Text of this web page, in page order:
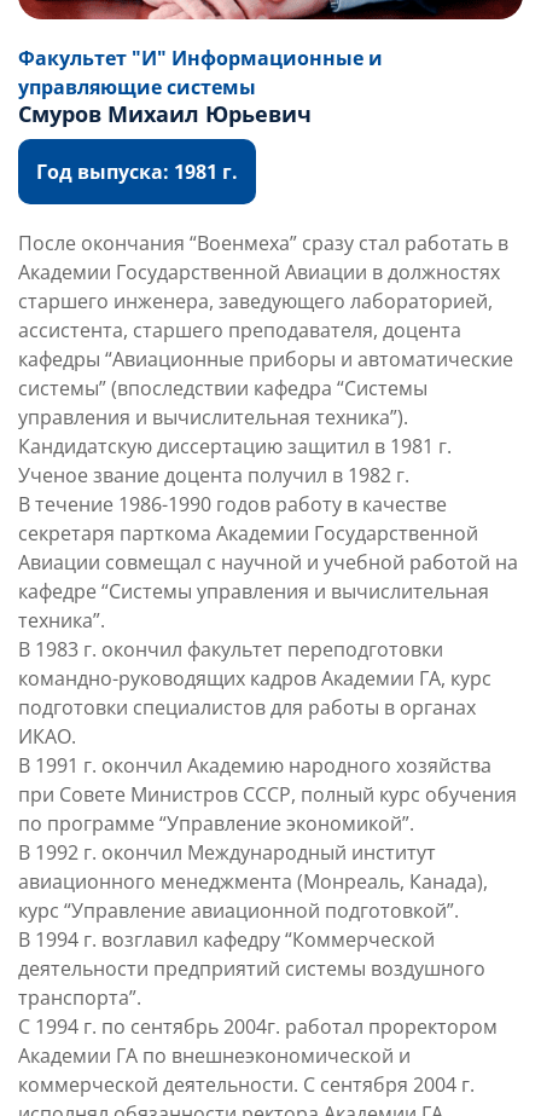
Факультет "И" Информационные и
управляющие системы
Смуров Михаил Юрьевич
Год выпуска: 1981 г.
После окончания “Военмеха” сразу стал работать в
Академии Государственной Авиации в должностях
старшего инженера, заведующего лабораторией,
ассистента, старшего преподавателя, доцента
кафедры “Авиационные приборы и автоматические
системы” (впоследствии кафедра “Системы
управления и вычислительная техника”).
Кандидатскую диссертацию защитил в 1981 г.
Ученое звание доцента получил в 1982 г.
В течение 1986-1990 годов работу в качестве
секретаря парткома Академии Государственной
Авиации совмещал с научной и учебной работой на
кафедре “Системы управления и вычислительная
техника”.
В 1983 г. окончил факультет переподготовки
командно-руководящих кадров Академии ГА, курс
подготовки специалистов для работы в органах
ИКАО.
В 1991 г. окончил Академию народного хозяйства
при Совете Министров СССР, полный курс обучения
по программе “Управление экономикой”.
В 1992 г. окончил Международный институт
авиационного менеджмента (Монреаль, Канада),
курс “Управление авиационной подготовкой”.
В 1994 г. возглавил кафедру “Коммерческой
деятельности предприятий системы воздушного
транспорта”.
С 1994 г. по сентябрь 2004г. работал проректором
Академии ГА по внешнеэкономической и
коммерческой деятельности. С сентября 2004 г.